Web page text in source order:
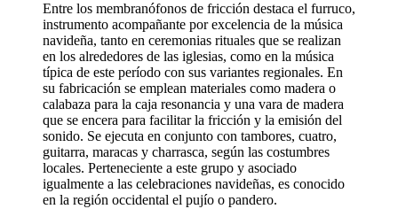
Entre los membranófonos de fricción destaca el furruco,
instrumento acompañante por excelencia de la música
navideña, tanto en ceremonias rituales que se realizan
en los alrededores de las iglesias, como en la música
típica de este período con sus variantes regionales. En
su fabricación se emplean materiales como madera o
calabaza para la caja resonancia y una vara de madera
que se encera para facilitar la fricción y la emisión del
sonido. Se ejecuta en conjunto con tambores, cuatro,
guitarra, maracas y charrasca, según las costumbres
locales. Perteneciente a este grupo y asociado
igualmente a las celebraciones navideñas, es conocido
en la región occidental el pujío o pandero.